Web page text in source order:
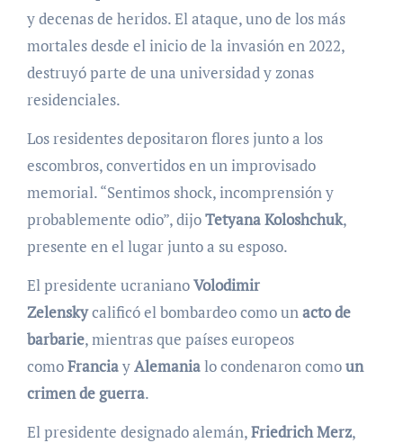
y decenas de heridos. El ataque, uno de los más
mortales desde el inicio de la invasión en 2022,
destruyó parte de una universidad y zonas
residenciales.
Los residentes depositaron flores junto a los
escombros, convertidos en un improvisado
memorial. “Sentimos shock, incomprensión y
probablemente odio”, dijoTetyana Koloshchuk,
presente en el lugar junto a su esposo.
El presidente ucranianoVolodimir
Zelenskycalificó el bombardeo como unacto de
barbarie, mientras que países europeos
comoFranciayAlemanialo condenaron comoun
crimen de guerra.
El presidente designado alemán,Friedrich Merz,